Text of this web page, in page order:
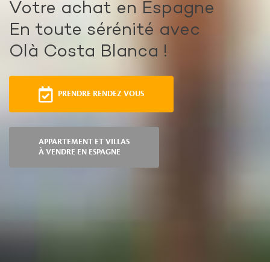
Votre achat en Espagne
En toute sérénité avec
Olà Costa Blanca !
PRENDRE RENDEZ VOUS
APPARTEMENT ET VILLAS
À VENDRE EN ESPAGNE